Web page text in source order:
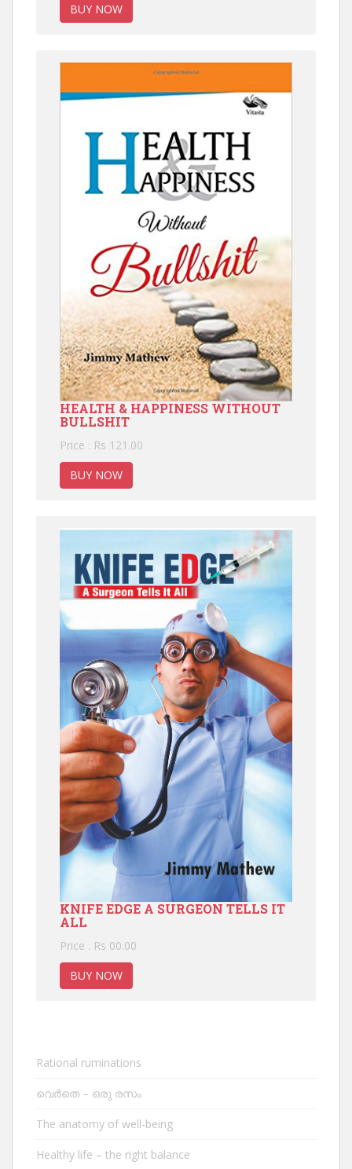
BUY NOW
HEALTH & HAPPINESS WITHOUT
BULLSHIT
Price : Rs 121.00
BUY NOW
KNIFE EDGE A SURGEON TELLS IT
ALL
Price : Rs 00.00
BUY NOW
Rational ruminations
വെർതെ – ഒരു രസം
The anatomy of well-being
Healthy life – the right balance